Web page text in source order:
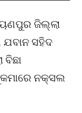
ଜିଲ୍ଲା
ସହିଦ
ନକ୍ସଲ